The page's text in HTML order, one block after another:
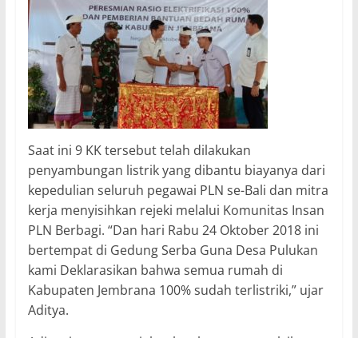
Saat ini 9 KK tersebut telah dilakukan
penyambungan listrik yang dibantu biayanya dari
kepedulian seluruh pegawai PLN se-Bali dan mitra
kerja menyisihkan rejeki melalui Komunitas Insan
PLN Berbagi. “Dan hari Rabu 24 Oktober 2018 ini
bertempat di Gedung Serba Guna Desa Pulukan
kami Deklarasikan bahwa semua rumah di
Kabupaten Jembrana 100% sudah terlistriki,” ujar
Aditya.